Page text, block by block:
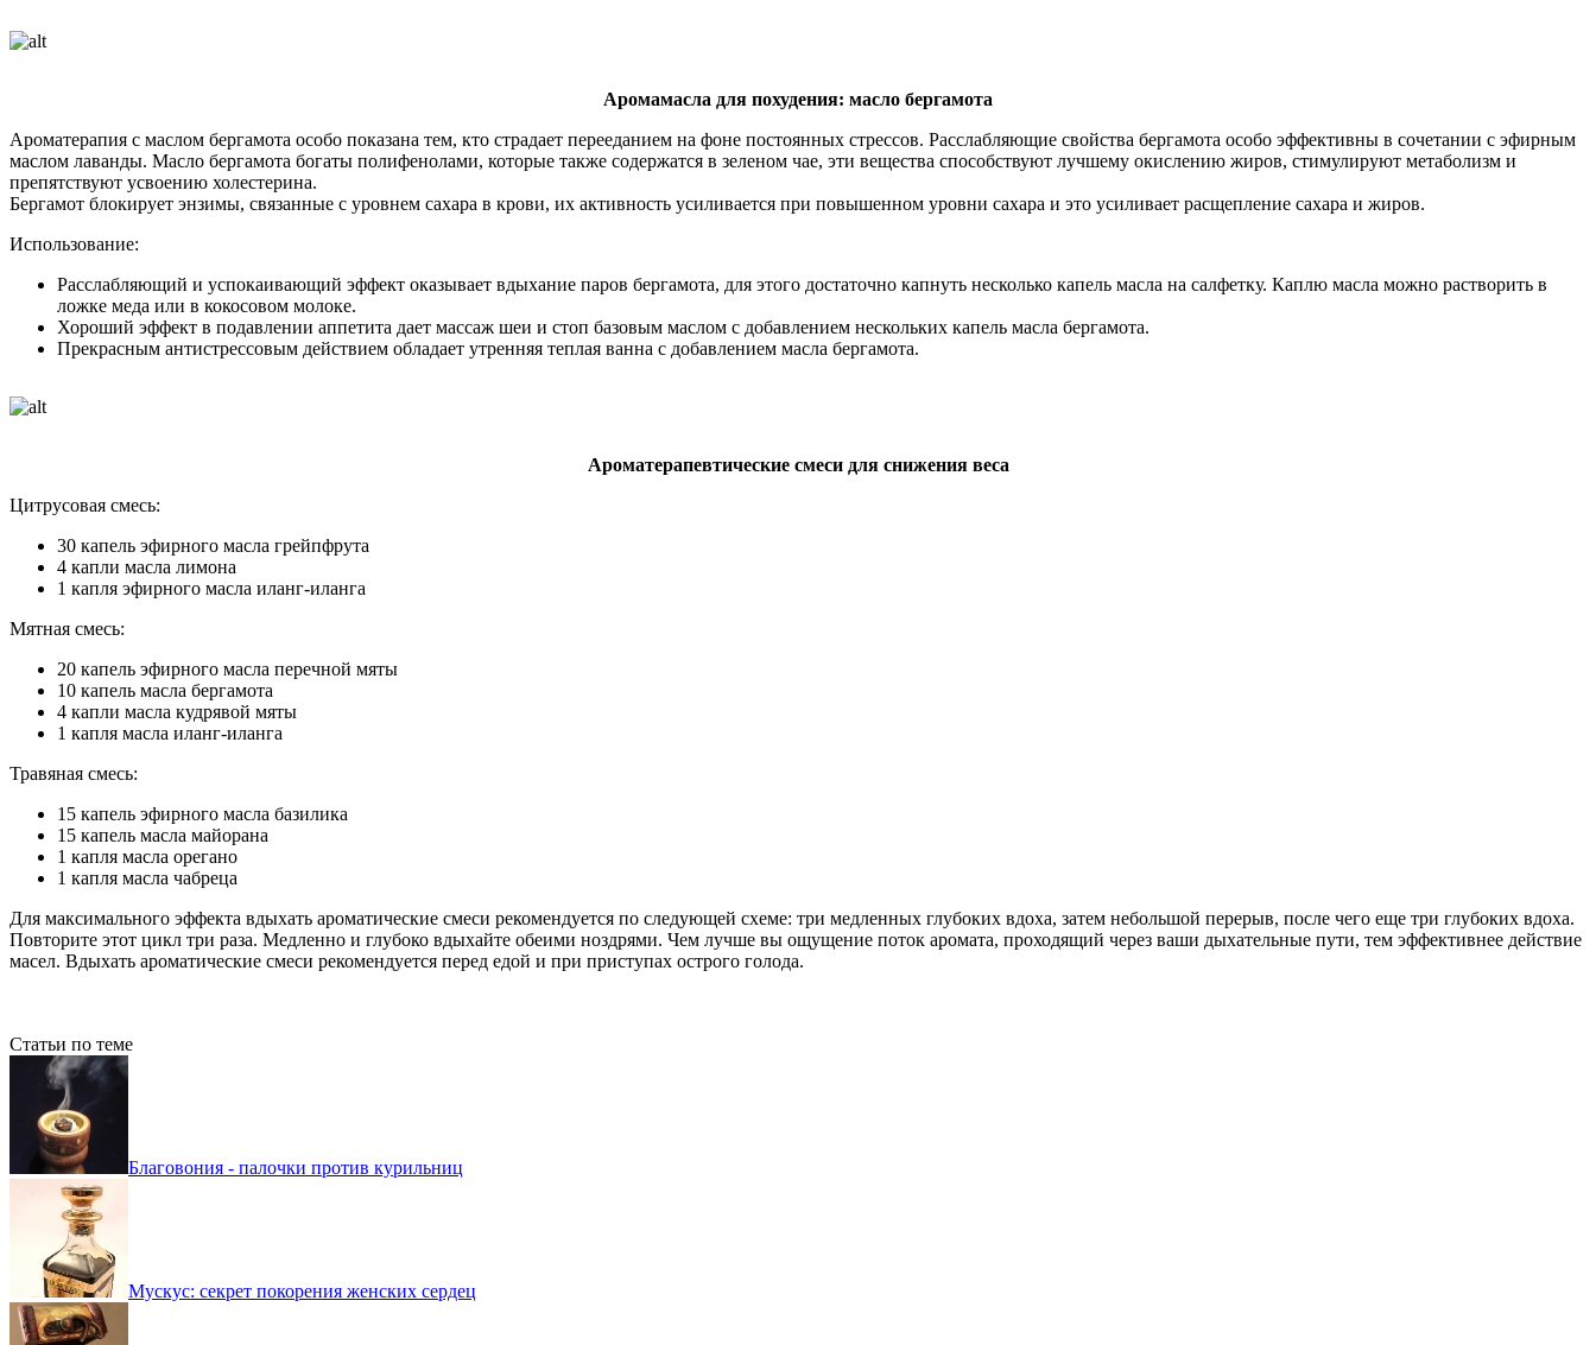
Аромамасла для похудения: масло бергамота
Ароматерапия с маслом бергамота особо показана тем, кто страдает перееданием на фоне постоянных стрессов. Расслабляющие свойства бергамота особо эффективны в сочетании с эфирным
маслом лаванды. Масло бергамота богаты полифенолами, которые также содержатся в зеленом чае, эти вещества способствуют лучшему окислению жиров, стимулируют метаболизм и
препятствуют усвоению холестерина.
Бергамот блокирует энзимы, связанные с уровнем сахара в крови, их активность усиливается при повышенном уровни сахара и это усиливает расщепление сахара и жиров.
Использование:
Расслабляющий и успокаивающий эффект оказывает вдыхание паров бергамота, для этого достаточно капнуть несколько капель масла на салфетку. Каплю масла можно растворить в
ложке меда или в кокосовом молоке.
Хороший эффект в подавлении аппетита дает массаж шеи и стоп базовым маслом с добавлением нескольких капель масла бергамота.
Прекрасным антистрессовым действием обладает утренняя теплая ванна с добавлением масла бергамота.
Ароматерапевтические смеси для снижения веса
Цитрусовая смесь:
30 капель эфирного масла грейпфрута
4 капли масла лимона
1 капля эфирного масла иланг-иланга
Мятная смесь:
20 капель эфирного масла перечной мяты
10 капель масла бергамота
4 капли масла кудрявой мяты
1 капля масла иланг-иланга
Травяная смесь:
15 капель эфирного масла базилика
15 капель масла майорана
1 капля масла орегано
1 капля масла чабреца
Для максимального эффекта вдыхать ароматические смеси рекомендуется по следующей схеме: три медленных глубоких вдоха, затем небольшой перерыв, после чего еще три глубоких вдоха.
Повторите этот цикл три раза. Медленно и глубоко вдыхайте обеими ноздрями. Чем лучше вы ощущение поток аромата, проходящий через ваши дыхательные пути, тем эффективнее действие
масел. Вдыхать ароматические смеси рекомендуется перед едой и при приступах острого голода.
Статьи по теме
Благовония - палочки против курильниц
Мускус: секрет покорения женских сердец